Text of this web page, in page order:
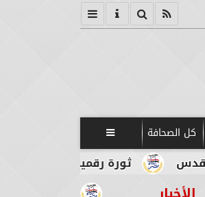
كل الصحافة 
ثورة رقمية في قلب الآثار..